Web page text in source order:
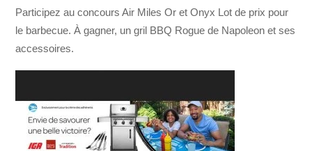
Participez au concours Air Miles Or et Onyx Lot de prix pour
le barbecue. À gagner, un gril BBQ Rogue de Napoleon et ses
accessoires.